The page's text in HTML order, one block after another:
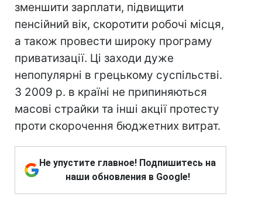
зменшити зарплати, підвищити
пенсійний вік, скоротити робочі місця,
а також провести широку програму
приватизації. Ці заходи дуже
непопулярні в грецькому суспільстві.
З 2009 р. в країні не припиняються
масові страйки та інші акції протесту
проти скорочення бюджетних витрат.
Не упустите главное! Подпишитесь на
наши обновления в Google!